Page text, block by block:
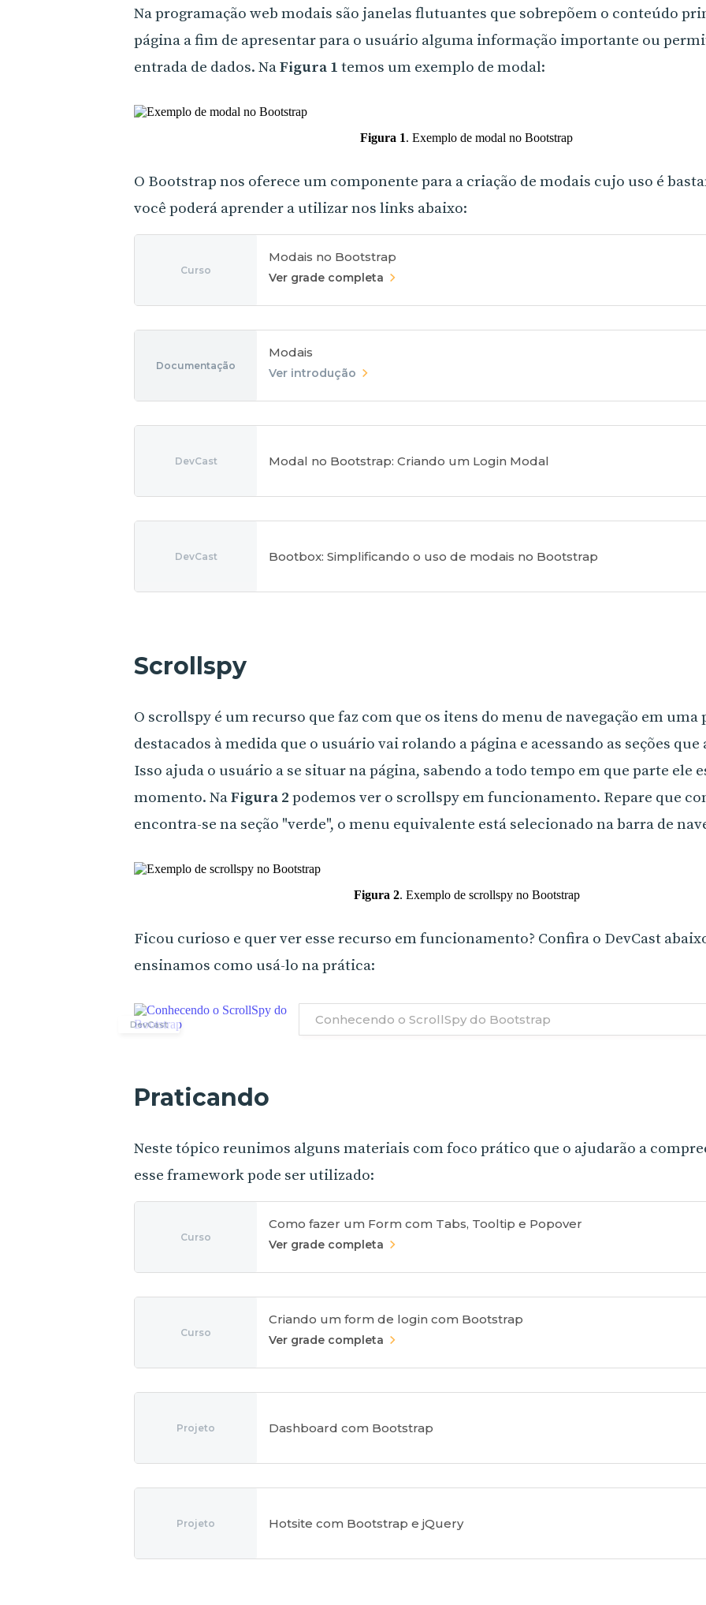
Na programação web modais são janelas flutuantes que sobrepõem o conteúdo
página a fim de apresentar para o usuário alguma informação importante ou
entrada de dados. NaFigura 1 temos um exemplo de modal:
Figura 1. Exemplo de modal no Bootstrap
O Bootstrap nos oferece um componente para a criação de modais cujo uso é
você poderá aprender a utilizar nos links abaixo:
Curso
Modais no Bootstrap
Ver grade completa
Documentação
Modais
Ver introdução
DevCast Modal no Bootstrap: Criando um Login Modal
DevCast Bootbox: Simplificando o uso de modais no Bootstrap
Scrollspy
O scrollspy é um recurso que faz com que os itens do menu de navegação em uma
destacados à medida que o usuário vai rolando a página e acessando as seções
Isso ajuda o usuário a se situar na página, sabendo a todo tempo em que parte ele
momento. NaFigura 2 podemos ver o scrollspy em funcionamento. Repare que
encontra-se na seção "verde", o menu equivalente está selecionado na barra de
Figura 2. Exemplo de scrollspy no Bootstrap
Ficou curioso e quer ver esse recurso em funcionamento? Confira o DevCast
ensinamos como usá-lo na prática:
DevCast Conhecendo o ScrollSpy do Bootstrap
Praticando
Neste tópico reunimos alguns materiais com foco prático que o ajudarão a
esse framework pode ser utilizado:
Curso
Como fazer um Form com Tabs, Tooltip e Popover
Ver grade completa
Curso
Criando um form de login com Bootstrap
Ver grade completa
Projeto Dashboard com Bootstrap
Projeto Hotsite com Bootstrap e jQuery